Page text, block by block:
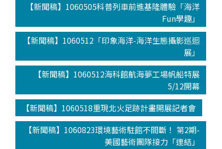
【新聞稿】1060505科普列車前進基隆體驗「海洋
Fun學趣」
【新聞稿】1060512「印象海洋-海洋生態攝影巡迴
展」
【新聞稿】1060512海科館航海夢工場帆船特展
5/12開幕
【新聞稿】1060518重現北火足跡計畫開展記者會
【新聞稿】1060823環境藝術駐館不間斷！ 第2期-
美國藝術團隊接力「連結」